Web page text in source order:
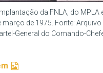
da FNLA, do MPLA
março de 1975. Fonte:
General do Comando-